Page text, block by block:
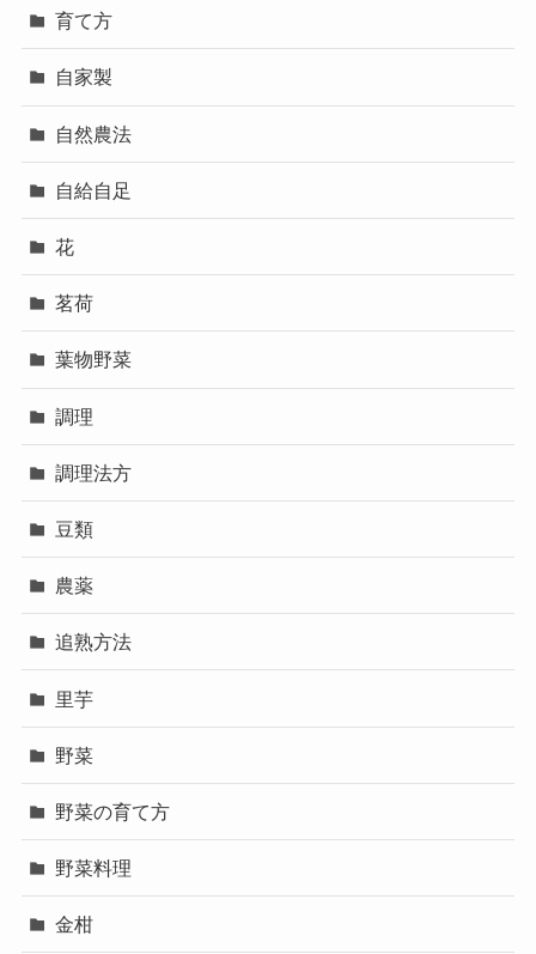
育て方
自家製
自然農法
自給自足
花
茗荷
葉物野菜
調理
調理法方
豆類
農薬
追熟方法
里芋
野菜
野菜の育て方
野菜料理
金柑